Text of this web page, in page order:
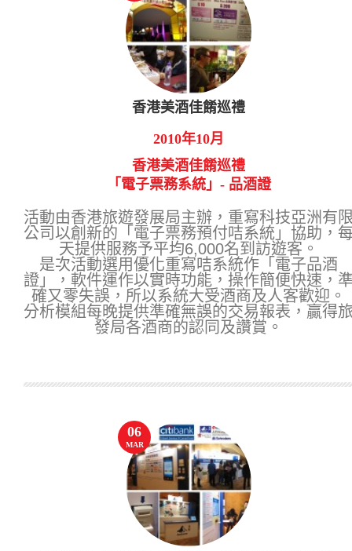
香港美酒佳餚巡禮
2010年10月
香港美酒佳餚巡禮
「電子票務系統」- 品酒證
活動由香港旅遊發展局主辦，重寫科技亞洲有
公司以創新的「電子票務預付咭系統」協助，
天提供服務予平均6,000名到訪遊客。
是次活動選用優化重寫咭系統作「電子品酒
證」，軟件運作以實時功能，操作簡便快速，
確又零失誤，所以系統大受酒商及人客歡迎。
分析模組每晚提供準確無誤的交易報表，贏得
發局各酒商的認同及讚賞。
06
MAR